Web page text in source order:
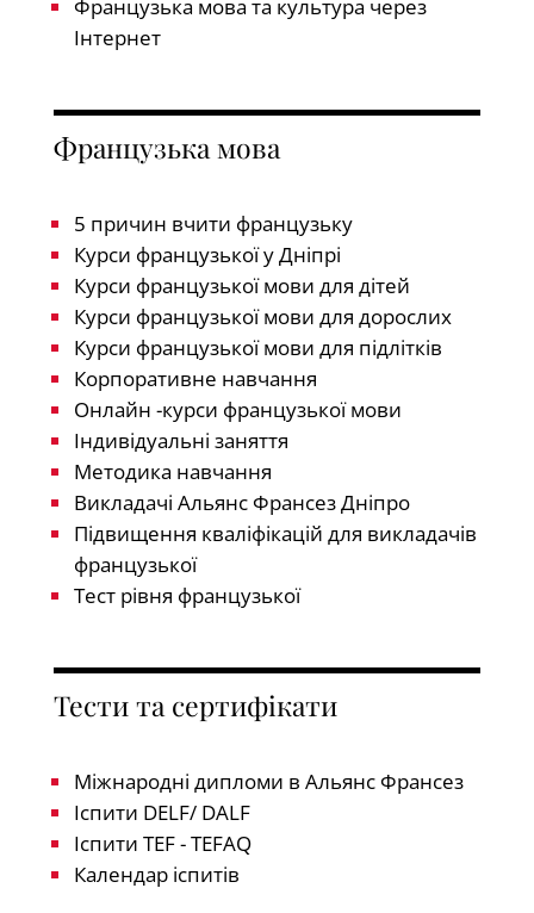
Французька мова та культура через
Інтернет
Французька мова
5 причин вчити французьку
Курси французької у Дніпрі
Курси французької мови для дітей
Курси французької мови для дорослих
Курси французької мови для підлітків
Корпоративне навчання
Онлайн -курси французької мови
Індивідуальні заняття
Методика навчання
Викладачі Альянс Франсез Дніпро
Підвищення кваліфікацій для викладачів
французької
Тест рівня французької
Тести та сертифікати
Міжнародні дипломи в Альянс Франсез
Іспити DELF/ DALF
Іспити TEF - TEFAQ
Календар іспитів